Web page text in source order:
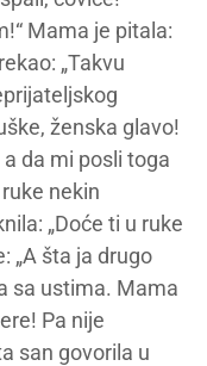
Mama je pitala:
„Takvu
ženska glavo!
da mi posli toga
nekin
„Doće ti u ruke
„A šta ja drugo
sa ustima. Mama
Pa nije
san govorila u